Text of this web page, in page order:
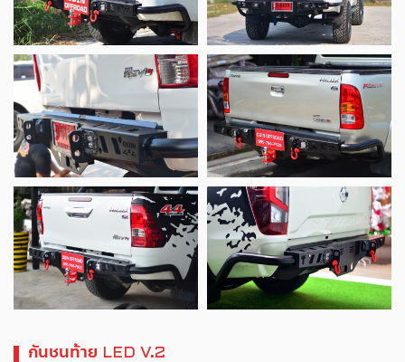
กันชนท้าย LED V.2